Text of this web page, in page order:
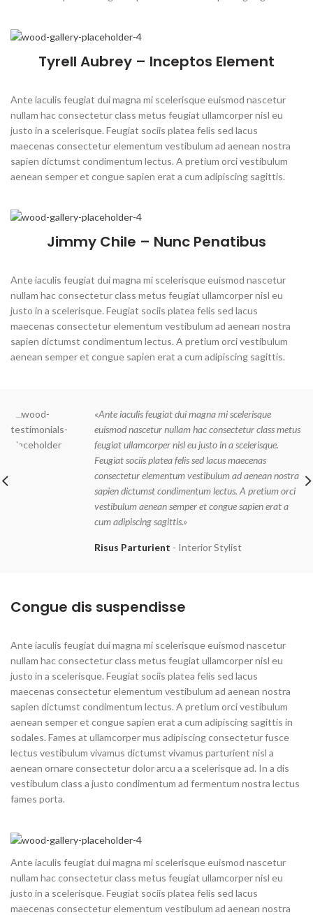
Tyrell Aubrey – Inceptos Element
Ante iaculis feugiat dui magna mi scelerisque euismod nascetur
nullam hac consectetur class metus feugiat ullamcorper nisl eu
justo in a scelerisque. Feugiat sociis platea felis sed lacus
maecenas consectetur elementum vestibulum ad aenean nostra
sapien dictumst condimentum lectus. A pretium orci vestibulum
aenean semper et congue sapien erat a cum adipiscing sagittis.
Jimmy Chile – Nunc Penatibus
Ante iaculis feugiat dui magna mi scelerisque euismod nascetur
nullam hac consectetur class metus feugiat ullamcorper nisl eu
justo in a scelerisque. Feugiat sociis platea felis sed lacus
maecenas consectetur elementum vestibulum ad aenean nostra
sapien dictumst condimentum lectus. A pretium orci vestibulum
aenean semper et congue sapien erat a cum adipiscing sagittis.
«Ante iaculis feugiat dui magna mi scelerisque
euismod nascetur nullam hac consectetur class metus
feugiat ullamcorper nisl eu justo in a scelerisque.
Feugiat sociis platea felis sed lacus maecenas
consectetur elementum vestibulum ad aenean nostra
sapien dictumst condimentum lectus. A pretium orci
vestibulum aenean semper et congue sapien erat a
cum adipiscing sagittis.»
Risus Parturient Interior Stylist
Congue dis suspendisse
Ante iaculis feugiat dui magna mi scelerisque euismod nascetur
nullam hac consectetur class metus feugiat ullamcorper nisl eu
justo in a scelerisque. Feugiat sociis platea felis sed lacus
maecenas consectetur elementum vestibulum ad aenean nostra
sapien dictumst condimentum lectus. A pretium orci vestibulum
aenean semper et congue sapien erat a cum adipiscing sagittis in
sodales. Fames at ullamcorper mus adipiscing consectetur fusce
lectus vestibulum vivamus dictumst vivamus parturient nisl a
aenean ornare consectetur dolor arcu a a scelerisque ad. In a dis
vestibulum class a justo condimentum ad fermentum nostra lectus
fames porta.
Ante iaculis feugiat dui magna mi scelerisque euismod nascetur
nullam hac consectetur class metus feugiat ullamcorper nisl eu
justo in a scelerisque. Feugiat sociis platea felis sed lacus
maecenas consectetur elementum vestibulum ad aenean nostra